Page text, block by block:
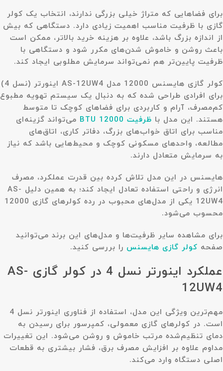
برای فضاهایی که متراژ خیلی بزرگی ندارند، انتخاب یک کولر
گازی با ظرفیت مناسب اهمیت زیادی دارد. دستگاهی که بیش
از اندازه بزرگ باشد، علاوه بر هزینه خرید بالاتر، ممکن است
باعث روشن و خاموش شدن‌های مکرر شود و دستگاهی با
ظرفیت پایین‌تر هم نمی‌تواند سرمایش مطلوبی ایجاد کند.
کولر گازی هایسنس 12000 مدل AS-12UW4 اینورتر (نسل 4)
برای افرادی طراحی شده که به دنبال یک سیستم تهویه مطبوع
کم‌مصرف، آرام و کاربردی برای فضاهای کوچک تا متوسط
هستند. این مدل با ظرفیت 12000 BTU
می‌تواند گزینه‌ای
مناسب برای اتاق خواب‌های بزرگ، دفاتر کاری، اتاق‌های
مطالعه، واحدهای مسکونی کوچک و محیط‌هایی باشد که نیاز
به سرمایش متعادل دارند.
هایسنس در این مدل تلاش کرده بین قدرت عملکرد، مصرف
انرژی و راحتی استفاده تعادل ایجاد کند؛ به همین دلیل AS-
12UW4 یکی از مدل‌های محبوب در رده کولرهای گازی 12000
محسوب می‌شود.
برای مشاهده سایر ظرفیت‌ها و مدل‌های این برند می‌توانید
صفحه کولر گازی هایسنس را بررسی کنید.
عملکرد اینورتر نسل 4 در کولر گازی AS-
12UW4
مهم‌ترین ویژگی این مدل، استفاده از فناوری اینورتر نسل 4
است. در کولرهای گازی معمولی، کمپرسور برای رسیدن به
دمای تنظیم‌شده مرتب خاموش و روشن می‌شود. این تغییرات
مداوم علاوه بر افزایش مصرف برق، فشار بیشتری به قطعات
اصلی دستگاه وارد می‌کند.